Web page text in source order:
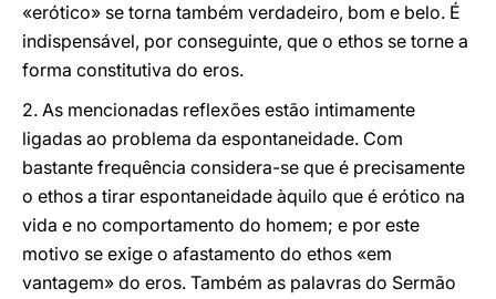
«erótico» se torna também verdadeiro, bom e belo. É
indispensável, por conseguinte, que o ethos se torne a
forma constitutiva do eros.
2. As mencionadas reflexões estão intimamente
ligadas ao problema da espontaneidade. Com
bastante frequência considera-se que é precisamente
o ethos a tirar espontaneidade àquilo que é erótico na
vida e no comportamento do homem; e por este
motivo se exige o afastamento do ethos «em
vantagem» do eros. Também as palavras do Sermão